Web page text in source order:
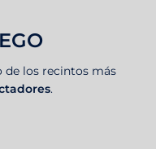
de los recintos más
.